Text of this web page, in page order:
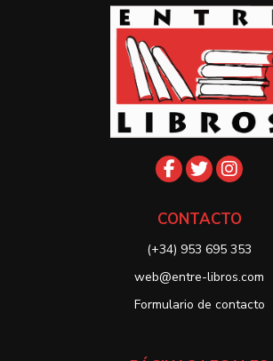
CONTACTO
(+34) 953 695 353
web@entre-libros.com
Formulario de contacto